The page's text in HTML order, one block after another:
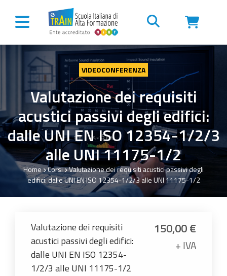
Vai al contenuto
VIDEOCONFERENZA
Valutazione dei requisiti
acustici passivi degli edifici:
dalle UNI EN ISO 12354-1/2/3
alle UNI 11175-1/2
Home Corsi Valutazione dei requisiti acustici passivi degli
edifici: dalle UNI EN ISO 12354-1/2/3 alle UNI 11175-1/2
Valutazione dei requisiti
acustici passivi degli edifici:
dalle UNI EN ISO 12354-
1/2/3 alle UNI 11175-1/2
150,00€
+ IVA